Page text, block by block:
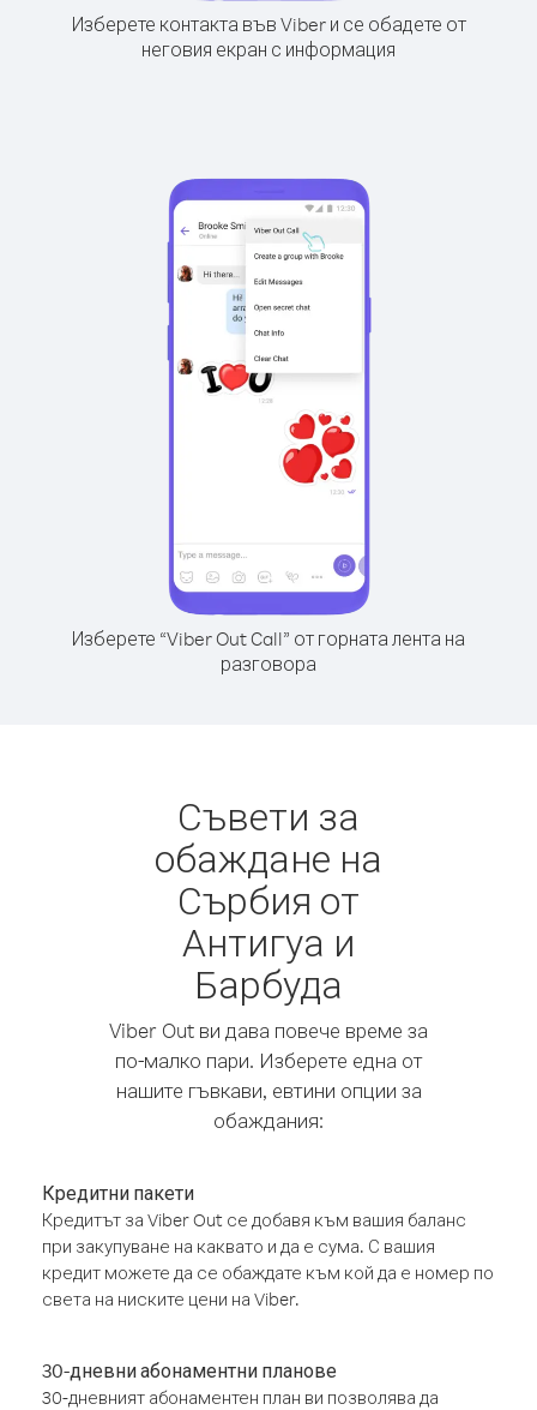
Изберете контакта във Viber и се обадете от
неговия екран с информация
Изберете “Viber Out Call” от горната лента на
разговора
Съвети за
обаждане на
Сърбия от
Антигуа и
Барбуда
Viber Out ви дава повече време за
по-малко пари. Изберете една от
нашите гъвкави, евтини опции за
обаждания:
Кредитни пакети
Кредитът за Viber Out се добавя към вашия баланс
при закупуване на каквато и да е сума. С вашия
кредит можете да се обаждате към кой да е номер по
света на ниските цени на Viber.
30-дневни абонаментни планове
30-дневният абонаментен план ви позволява да